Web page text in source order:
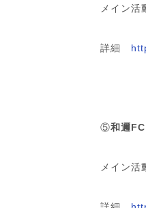
メイン
詳細
⑤和邇FC
メイン